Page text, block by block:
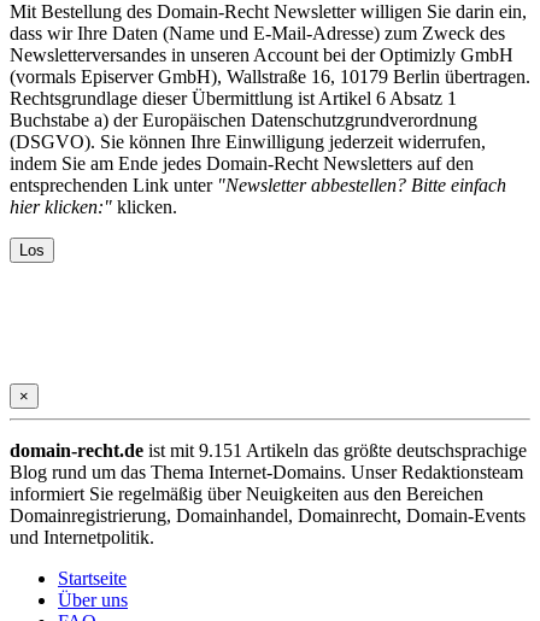
Mit Bestellung des Domain-Recht Newsletter willigen Sie darin ein,
dass wir Ihre Daten (Name und E-Mail-Adresse) zum Zweck des
Newsletterversandes in unseren Account bei der Optimizly GmbH
(vormals Episerver GmbH), Wallstraße 16, 10179 Berlin übertragen.
Rechtsgrundlage dieser Übermittlung ist Artikel 6 Absatz 1
Buchstabe a) der Europäischen Datenschutzgrundverordnung
(DSGVO). Sie können Ihre Einwilligung jederzeit widerrufen,
indem Sie am Ende jedes Domain-Recht Newsletters auf den
entsprechenden Link unter "Newsletter abbestellen? Bitte einfach
hier klicken:" klicken.
×
domain-recht.de ist mit 9.151 Artikeln das größte deutschsprachige
Blog rund um das Thema Internet-Domains. Unser Redaktionsteam
informiert Sie regelmäßig über Neuigkeiten aus den Bereichen
Domainregistrierung, Domainhandel, Domainrecht, Domain-Events
und Internetpolitik.
Startseite
Über uns